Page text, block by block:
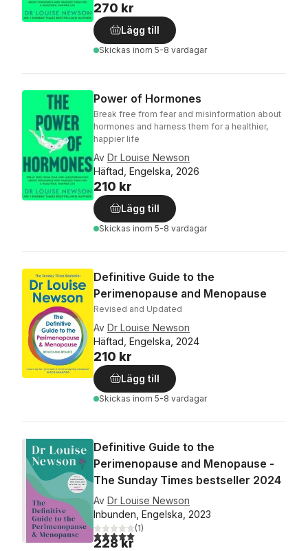
270 kr
Lägg till
Skickas inom 5-8 vardagar
Power of Hormones
Break free from fear and misinformation about
hormones and harness them for a healthier,
happier life
Av Dr Louise Newson
Häftad, Engelska, 2026
210 kr
Lägg till
Skickas inom 5-8 vardagar
Definitive Guide to the
Perimenopause and Menopause
Revised and Updated
Av Dr Louise Newson
Häftad, Engelska, 2024
210 kr
Lägg till
Skickas inom 5-8 vardagar
Definitive Guide to the
Perimenopause and Menopause -
The Sunday Times bestseller 2024
Av Dr Louise Newson
Inbunden, Engelska, 2023
5,0utav 5 stjärnor. Totalt antal röster:
(1)
228 kr